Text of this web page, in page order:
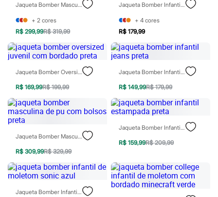
Rasteirinhas
Sandálias
Tênis
Diversão
Marcas
Baby Club
Fifteen
Miss Fifteen
Palomino
Moda íntima
Cuecas
Meias
Pijamas
Biquínis e Maiôs
Blusas de proteção
Sungas
Personagens
Bluey
Disney
Hello Kitty
Jaqueta Bomber Masculina Off White
+ 2 cores
R$ 299,99R$ 319,99
Jaqueta Bomber Infantil Marrom
+ 4 cores
R$ 179,99
Jaqueta Bomber Oversized Juvenil Com Bordado Preta
R$ 169,99R$ 199,99
Jaqueta Bomber Infantil Jeans Preta
R$ 149,99R$ 179,99
Jaqueta Bomber Masculina De Pu Com Bolsos Preta
R$ 309,99R$ 329,99
Jaqueta Bomber Infantil Estampada Preta
R$ 159,99R$ 209,99
Jaqueta Bomber Infantil De Moletom Sonic Azul